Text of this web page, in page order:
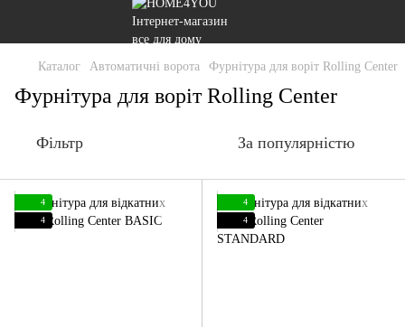
Каталог Автоматичні ворота Фурнітура для воріт Rolling Center
Фурнітура для воріт Rolling Center
Фільтр За популярністю
4
4
4
4